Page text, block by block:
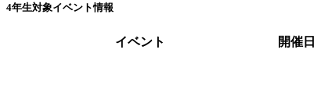
4年生対象イベント情報
イベント 開催日